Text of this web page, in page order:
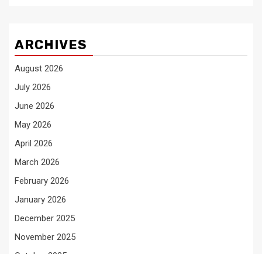
ARCHIVES
August 2026
July 2026
June 2026
May 2026
April 2026
March 2026
February 2026
January 2026
December 2025
November 2025